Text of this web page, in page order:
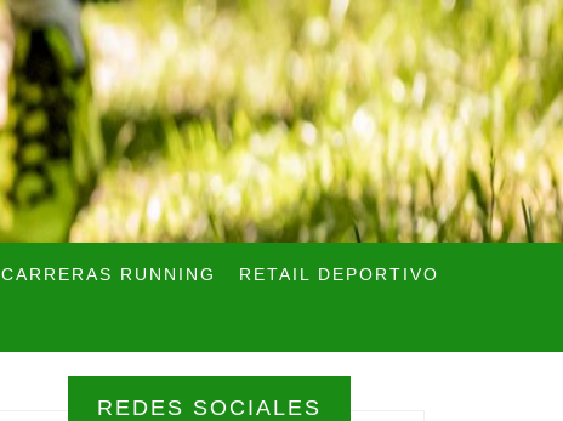
CARRERAS RUNNING RETAIL DEPORTIVO
REDES SOCIALES